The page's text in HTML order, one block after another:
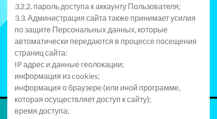
3.2.2. пароль доступа к аккаунту Пользователя;
3.3. Администрация сайта также принимает усилия
по защите Персональных данных, которые
автоматически передаются в процессе посещения
страниц сайта:
IP адрес и данные геолокации;
информация из cookies;
информация о браузере (или иной программе,
которая осуществляет доступ к сайту);
время доступа;